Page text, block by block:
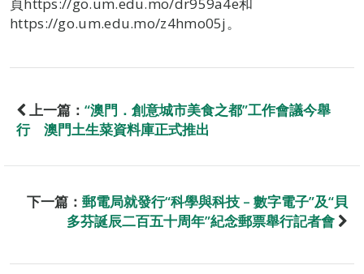
https://go.um.edu.mo/z4hmo05j。
上一篇： “澳門．創意城市美食之都”工作會議今舉
行 澳門土生菜資料庫正式推出
下一篇： 郵電局就發行“科學與科技 – 數字電子”及“貝
多芬誕辰二百五十周年”紀念郵票舉行記者會